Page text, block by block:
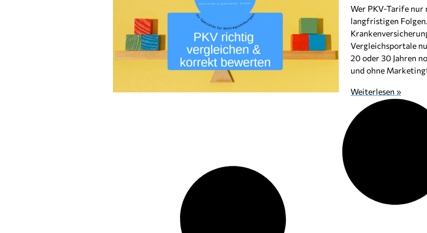
Wer PKV-Tarife
langfristigen
Vergleichsportale
20 oder 30 Jahren
und ohne
Weiterlesen »